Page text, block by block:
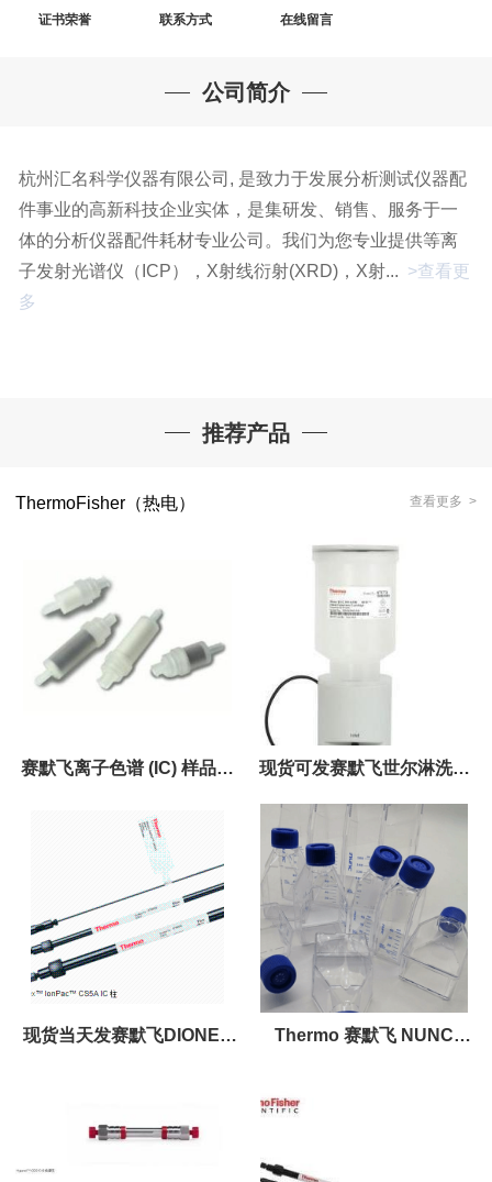
证书荣誉 联系方式 在线留言
公司简介
杭州汇名科学仪器有限公司, 是致力于发展分析测试仪器配
件事业的高新科技企业实体，是集研发、销售、服务于一
体的分析仪器配件耗材专业公司。我们为您专业提供等离
子发射光谱仪（ICP），X射线衍射(XRD)，X射... >查看更
多
推荐产品
ThermoFisher（热电） 查看更多 >
赛默飞离子色谱 (IC) 样品处
理Dionex OnGuard II A 小
现货可发赛默飞世尔淋洗液
发生罐075779MSA淋洗液发
生器
现货当天发赛默飞DIONEX
谱柱
Thermo 赛默飞 NUNC